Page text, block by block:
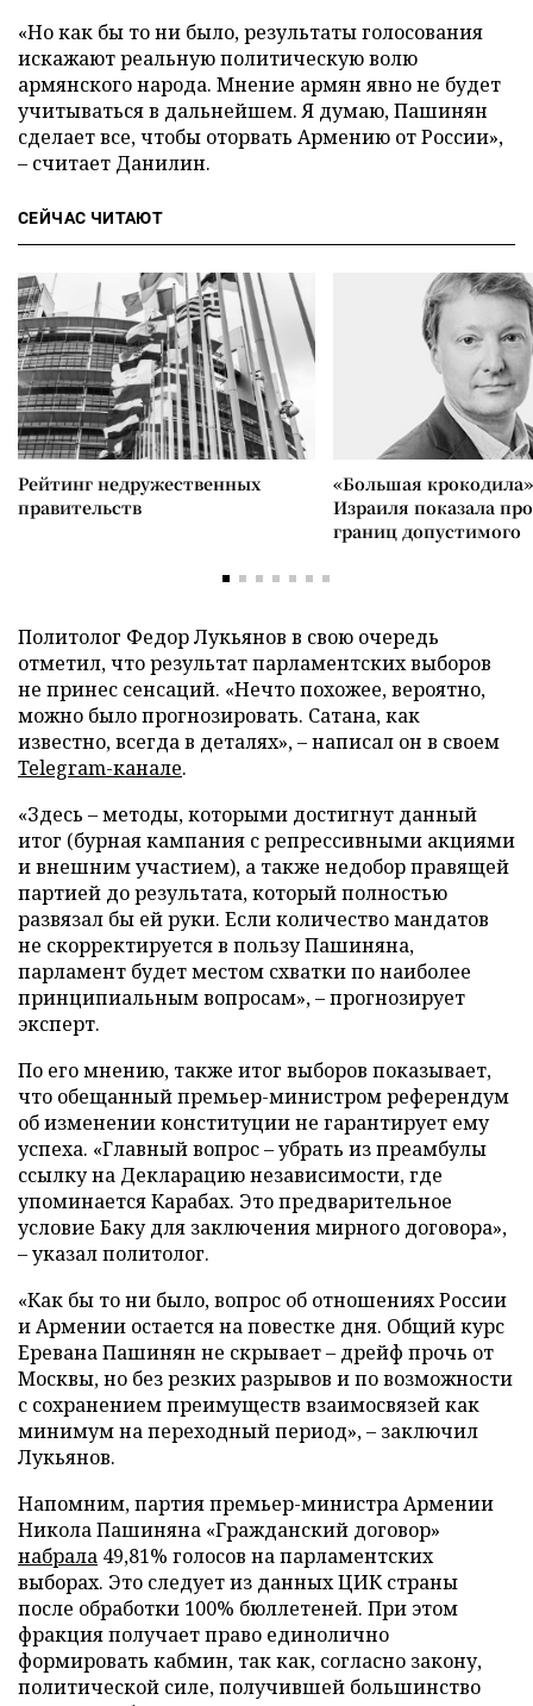
«Но как бы то ни было, результаты голосования
искажают реальную политическую волю
армянского народа. Мнение армян явно не будет
учитываться в дальнейшем. Я думаю, Пашинян
сделает все, чтобы оторвать Армению от России»,
– считает Данилин.
СЕЙЧАС ЧИТАЮТ
Рейтинг недружественных
правительств
«Большая
Израиля показала
границ допустимого
Политолог Федор Лукьянов в свою очередь
отметил, что результат парламентских выборов
не принес сенсаций. «Нечто похожее, вероятно,
можно было прогнозировать. Сатана, как
известно, всегда в деталях», – написал он в своем
Telegram-канале.
«Здесь – методы, которыми достигнут данный
итог (бурная кампания с репрессивными акциями
и внешним участием), а также недобор правящей
партией до результата, который полностью
развязал бы ей руки. Если количество мандатов
не скорректируется в пользу Пашиняна,
парламент будет местом схватки по наиболее
принципиальным вопросам», – прогнозирует
эксперт.
По его мнению, также итог выборов показывает,
что обещанный премьер-министром референдум
об изменении конституции не гарантирует ему
успеха. «Главный вопрос – убрать из преамбулы
ссылку на Декларацию независимости, где
упоминается Карабах. Это предварительное
условие Баку для заключения мирного договора»,
– указал политолог.
«Как бы то ни было, вопрос об отношениях России
и Армении остается на повестке дня. Общий курс
Еревана Пашинян не скрывает – дрейф прочь от
Москвы, но без резких разрывов и по возможности
с сохранением преимуществ взаимосвязей как
минимум на переходный период», – заключил
Лукьянов.
Напомним, партия премьер-министра Армении
Никола Пашиняна «Гражданский договор»
набрала 49,81% голосов на парламентских
выборах. Это следует из данных ЦИК страны
после обработки 100% бюллетеней. При этом
фракция получает право единолично
формировать кабмин, так как, согласно закону,
политической силе, получившей большинство